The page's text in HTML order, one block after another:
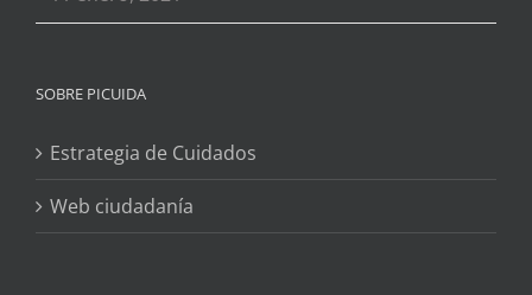
SOBRE PICUIDA
Estrategia de Cuidados
Web ciudadanía